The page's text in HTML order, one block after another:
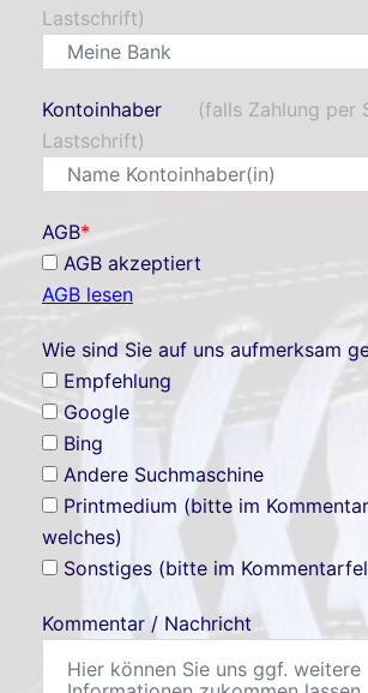
Lastschrift)
Kontoinhaber (falls Zahlung per
Lastschrift)
AGB*
AGB akzeptiert
AGB lesen
Wie sind Sie auf uns aufmerksam
Empfehlung
Google
Bing
Andere Suchmaschine
Printmedium (bitte im
welches)
Sonstiges (bitte im
Kommentar / Nachricht